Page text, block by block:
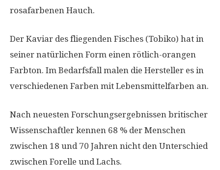
rosafarbenen Hauch.
Der Kaviar des fliegenden Fisches (Tobiko) hat in
seiner natürlichen Form einen rötlich-orangen
Farbton. Im Bedarfsfall malen die Hersteller es in
verschiedenen Farben mit Lebensmittelfarben an.
Nach neuesten Forschungsergebnissen britischer
Wissenschaftler kennen 68 % der Menschen
zwischen 18 und 70 Jahren nicht den Unterschied
zwischen Forelle und Lachs.